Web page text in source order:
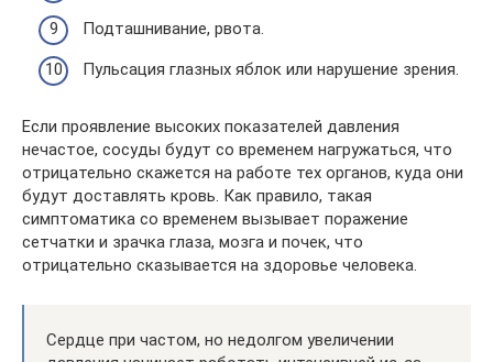
Подташнивание, рвота.
Пульсация глазных яблок или нарушение зрения.
Если проявление высоких показателей давления
нечастое, сосуды будут со временем нагружаться, что
отрицательно скажется на работе тех органов, куда они
будут доставлять кровь. Как правило, такая
симптоматика со временем вызывает поражение
сетчатки и зрачка глаза, мозга и почек, что
отрицательно сказывается на здоровье человека.
Сердце при частом, но недолгом увеличении